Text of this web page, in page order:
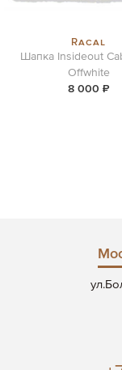
Racal
Шапка Insideout
Offwhite
8 000 ₽